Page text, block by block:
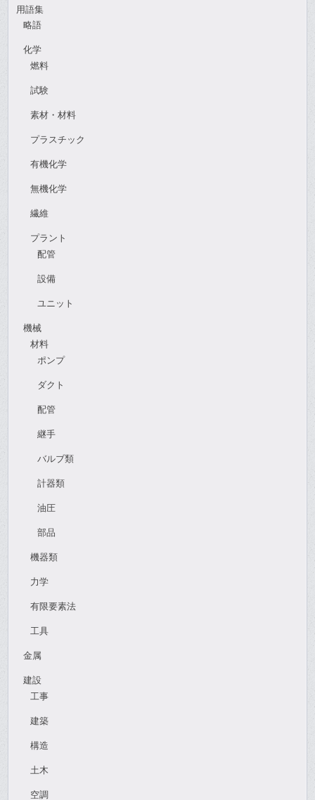
用語集
略語
化学
燃料
試験
素材・材料
プラスチック
有機化学
無機化学
繊維
プラント
配管
設備
ユニット
機械
材料
ポンプ
ダクト
配管
継手
バルブ類
計器類
油圧
部品
機器類
力学
有限要素法
工具
金属
建設
工事
建築
構造
土木
空調